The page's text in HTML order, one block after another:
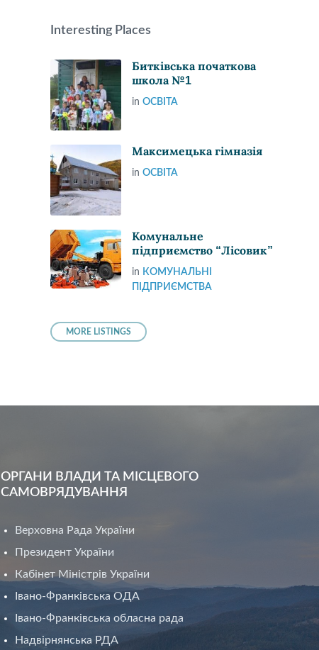
Interesting Places
Битківська початкова
школа №1
inОСВІТА
Максимецька гімназія
inОСВІТА
Комунальне
підприємство “Лісовик”
in КОМУНАЛЬНІ
ПІДПРИЄМСТВА
MORE LISTINGS
ОРГАНИ ВЛАДИ ТА МІСЦЕВОГО
САМОВРЯДУВАННЯ
Верховна Рада України
Президент України
Кабінет Міністрів України
Івано-Франківська ОДА
Івано-Франківська обласна рада
Надвірнянська РДА